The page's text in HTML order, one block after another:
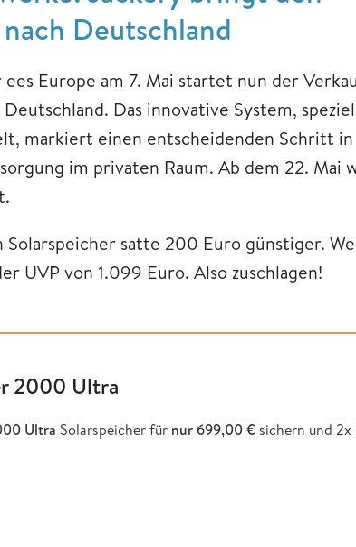
Deutschland
Europe am 7. Mai startet nun der
Das innovative System,
markiert einen entscheidenden Schritt
im privaten Raum. Ab dem 22. Mai
satte 200 Euro günstiger.
UVP von 1.099 Euro. Also zuschlagen!
2000 Ultra
Ultra Solarspeicher für nur 699,00 € sichern und 2x